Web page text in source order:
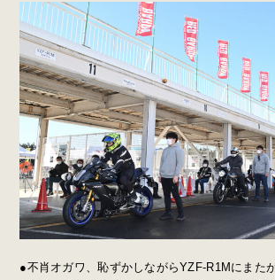
●不肖オガワ、恥ずかしながらYZF-R1Mにまた